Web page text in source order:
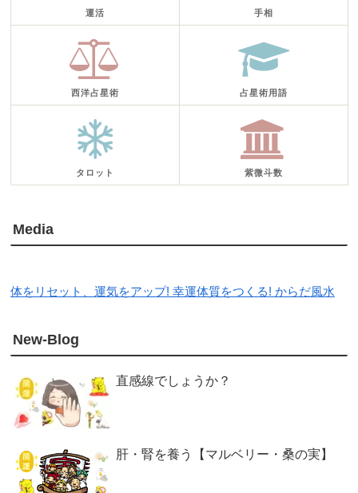
運活 手相
西洋占星術 占星術用語
タロット 紫微斗数
Media
体をリセット、運気をアップ! 幸運体質をつくる! からだ風水
New-Blog
直感線でしょうか？
肝・腎を養う【マルベリー・桑の実】